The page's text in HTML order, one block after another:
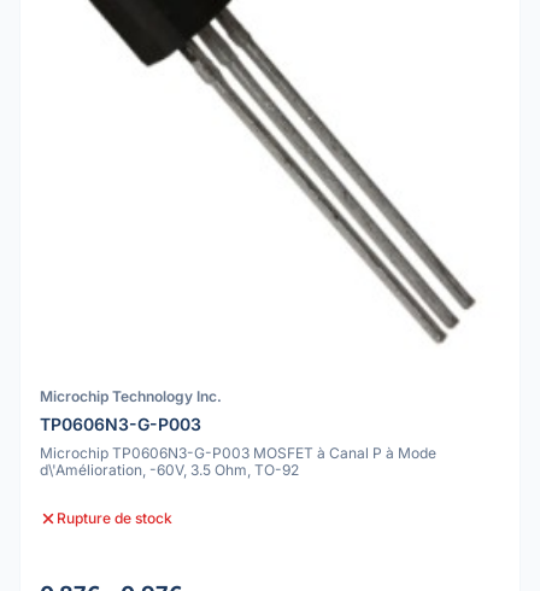
Microchip Technology Inc.
TP0606N3-G-P003
Microchip TP0606N3-G-P003 MOSFET à Canal P à Mode
d\'Amélioration, -60V, 3.5 Ohm, TO-92
Rupture de stock